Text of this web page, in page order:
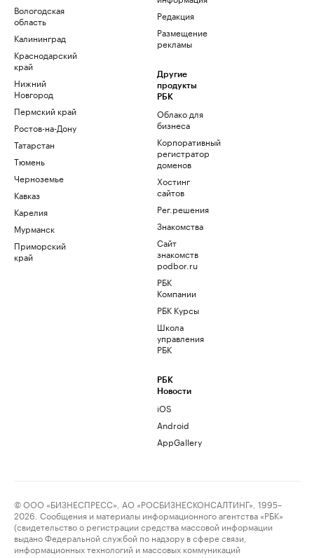
Вологодская
область
Калининград
Краснодарский
край
Нижний
Новгород
Пермский край
Ростов-на-Дону
Татарстан
Тюмень
Черноземье
Кавказ
Карелия
Мурманск
Приморский
край
Редакция
Размещение
рекламы
Другие
продукты
РБК
Облако для
бизнеса
Корпоративный
регистратор
доменов
Хостинг
сайтов
Рег.решения
Знакомства
Сайт
знакомств
podbor.ru
РБК
Компании
РБК Курсы
Школа
управления
РБК
РБК
Новости
iOS
Android
AppGallery
© ООО «БИЗНЕСПРЕСС», АО «РОСБИЗНЕСКОНСАЛТИНГ», 1995–
2026. Сообщения и материалы информационного агентства «РБК»
(свидетельство о регистрации средства массовой информации
выдано Федеральной службой по надзору в сфере связи,
информационных технологий и массовых коммуникаций